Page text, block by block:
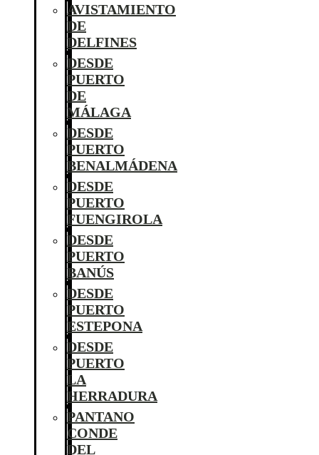
AVISTAMIENTO
DE
DELFINES
DESDE
PUERTO
DE
MÁLAGA
DESDE
PUERTO
BENALMÁDENA
DESDE
PUERTO
FUENGIROLA
DESDE
PUERTO
BANÚS
DESDE
PUERTO
ESTEPONA
DESDE
PUERTO
LA
HERRADURA
PANTANO
CONDE
DEL